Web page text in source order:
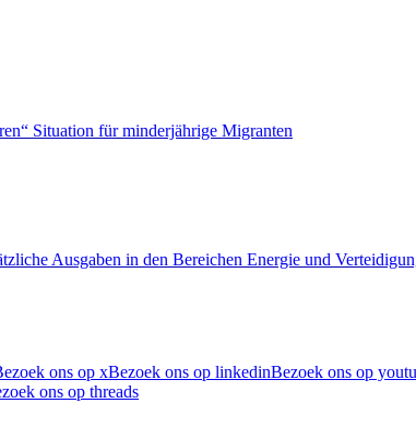
Situation für minderjährige Migranten
Ausgaben in den Bereichen Energie und
ons op xBezoek ons op linkedinBezoek ons op
ons op threads